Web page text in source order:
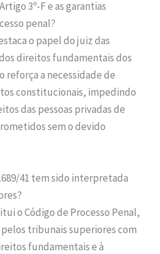
3º-F e as garantias
penal?
o papel do juiz das
direitos fundamentais dos
reforça a necessidade de
constitucionais, impedindo
das pessoas privadas de
sem o devido
41 tem sido interpretada
o Código de Processo Penal,
tribunais superiores com
fundamentais e à